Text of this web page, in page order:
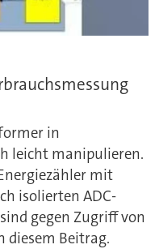
in
leicht manipulieren.
mit
isolierten ADC-
gegen Zugriff von
diesem Beitrag.